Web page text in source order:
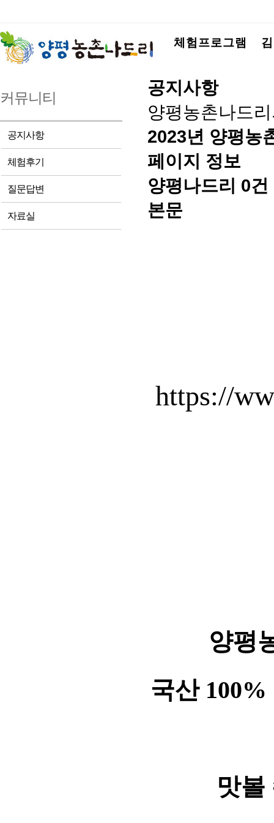
체험프로그램
커뮤니티
공지사항
체험후기
질문답변
자료실
공지사항
양평농촌나드
2023년 양평농
페이지 정보
양평나드리 0건
본문
https://
양평
국산
맛볼